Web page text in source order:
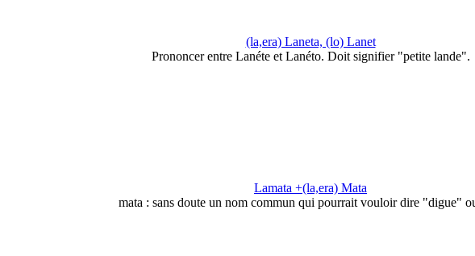
(la,era) Laneta, (lo) Lanet
Prononcer entre Lanéte et Lanéto. Doit signifier "petite lande".
Lamata +(la,era) Mata
mata : sans doute un nom commun qui pourrait vouloir dire "digue"